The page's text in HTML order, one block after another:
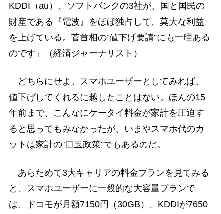
KDDI（au）、ソフトバンクの3社が、国と国民の
財産である『電波』をほぼ独占して、莫大な利益
を上げている。菅首相の“値下げ要請”にも一理ある
のです」（経済ジャーナリスト）
どちらにせよ、スマホユーザーとしてみれば、
値下げしてくれるに越したことはない。ほんの15
年前まで、こんなにケータイ料金が家計を圧迫す
ると思ってもみなかったが、いまやスマホ代のカ
ットは家計の“目玉政策”でもあるのだ。
あらためて3大キャリアの料金プランを見てみる
と、スマホユーザーに一般的な大容量プランで
は、ドコモが月額7150円（30GB）、KDDIが7650